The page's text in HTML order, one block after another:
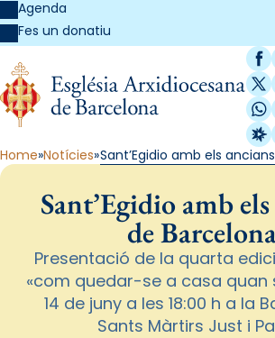
Agenda
Fes un donatiu
X /
Home Notícies Sant’Egidio amb els
Sant’Egidio amb
de
Presentació de la quarta
«com quedar-se a casa quan
14 de juny a les 18:00 h a la
Sants Màrtirs Just i